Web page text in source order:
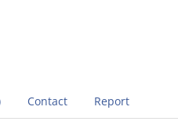
Contact Report